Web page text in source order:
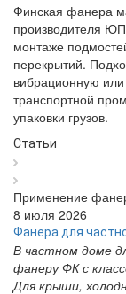
Финская фанера
производителя
монтаже
перекрытий.
вибрационную
транспортной
упаковки грузов.
Статьи
Применение
8 июля 2026
Фанера для
В частном доме
фанеру ФК с
Для крыши,